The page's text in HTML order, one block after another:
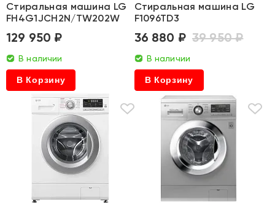
Стиральная машина LG
FH4G1JCH2N/TW202W
129 950 ₽
В наличии
В Корзину
Стиральная машина LG
F1096TD3
36 880 ₽ 39 950 ₽
В наличии
В Корзину